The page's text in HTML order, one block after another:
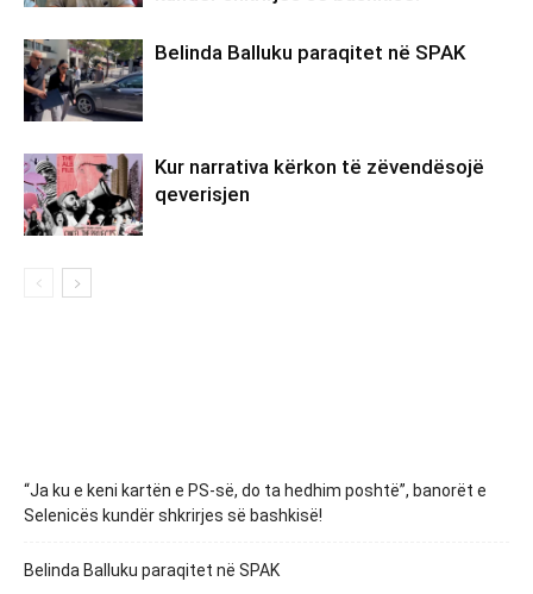
Belinda Balluku paraqitet në SPAK
Kur narrativa kërkon të zëvendësojë
qeverisjen
“Ja ku e keni kartën e PS-së, do ta hedhim poshtë”, banorët e
Selenicës kundër shkrirjes së bashkisë!
Belinda Balluku paraqitet në SPAK